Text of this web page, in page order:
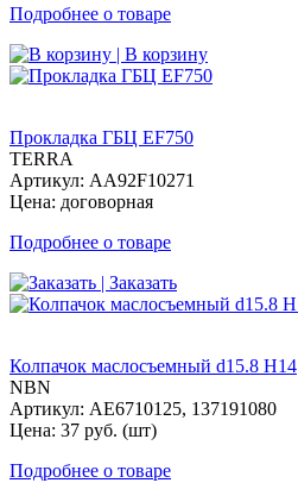
Подробнее о товаре
| В корзину
Прокладка ГБЦ EF750
TERRA
Артикул: AA92F10271
Цена: договорная
Подробнее о товаре
| Заказать
Колпачок маслосъемный d15.8 H14
NBN
Артикул: AE6710125, 137191080
Цена: 37 руб. (шт)
Подробнее о товаре